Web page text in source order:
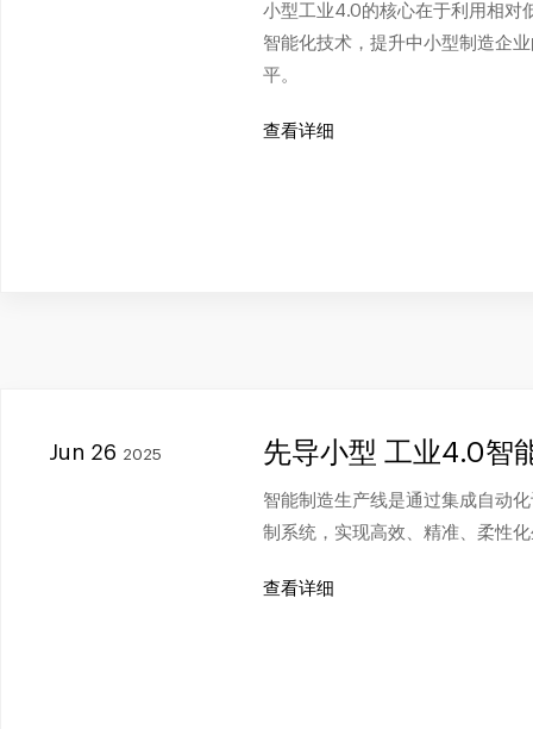
小型工业4.0的核心在于利用相对
智能化技术，提升中小型制造企
平。
查看详细
Jun 26 2025 先导小型 工业4.0智
智能制造生产线是通过集成自动
制系统，实现高效、精准、柔性
查看详细